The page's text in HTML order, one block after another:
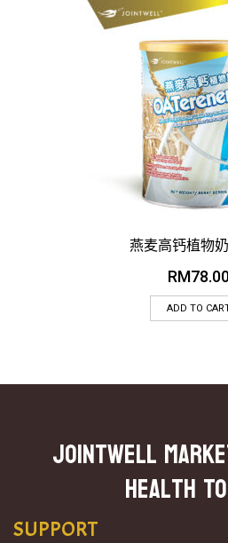
燕麦高钙植物
RM
ADD TO
JOINTWELL
Health
SUPPORT